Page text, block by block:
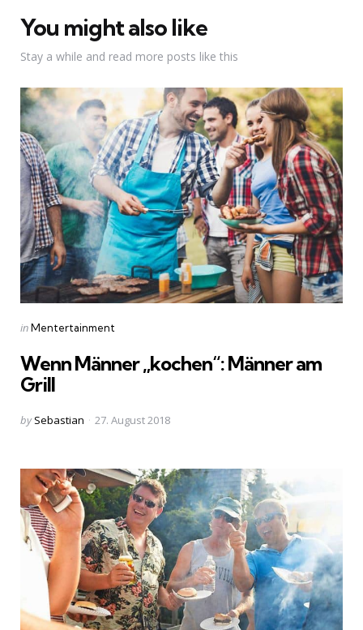
You might also like
Stay a while and read more posts like this
Categories
Posted
inMentertainment
Wenn Männer „kochen“: Männer am
Grill
Posted
by Sebastian 27. August 2018